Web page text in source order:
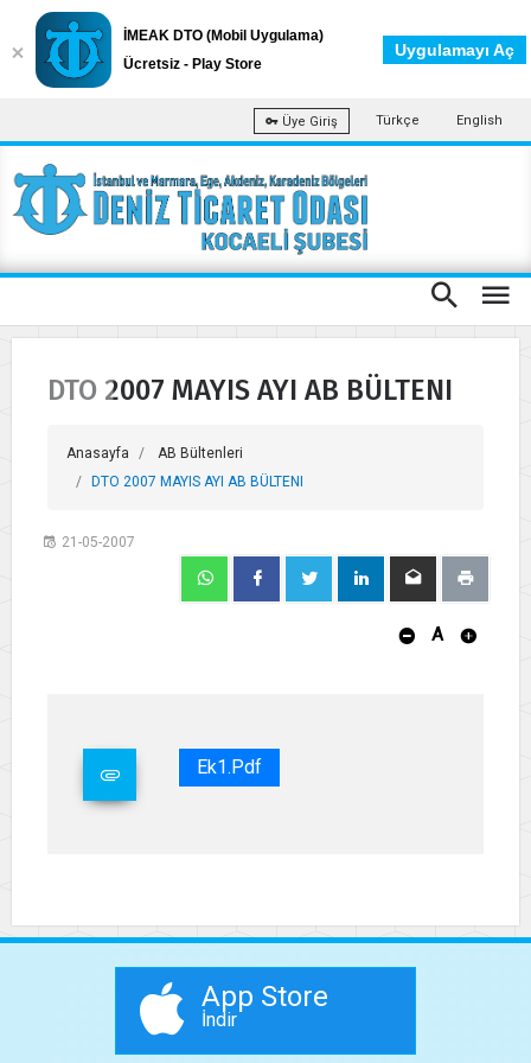
Üye Giriş Türkçe English
DTO 2007 MAYIS AYI AB BÜLTENI
Anasayfa
AB Bültenleri
DTO 2007 MAYIS AYI AB BÜLTENI
21-05-2007
A
Ek1.pdf
App Store
İndir
İMEAK DTO (Mobil Uygulama)
Ücretsiz - Play Store
Uygulamayı Aç